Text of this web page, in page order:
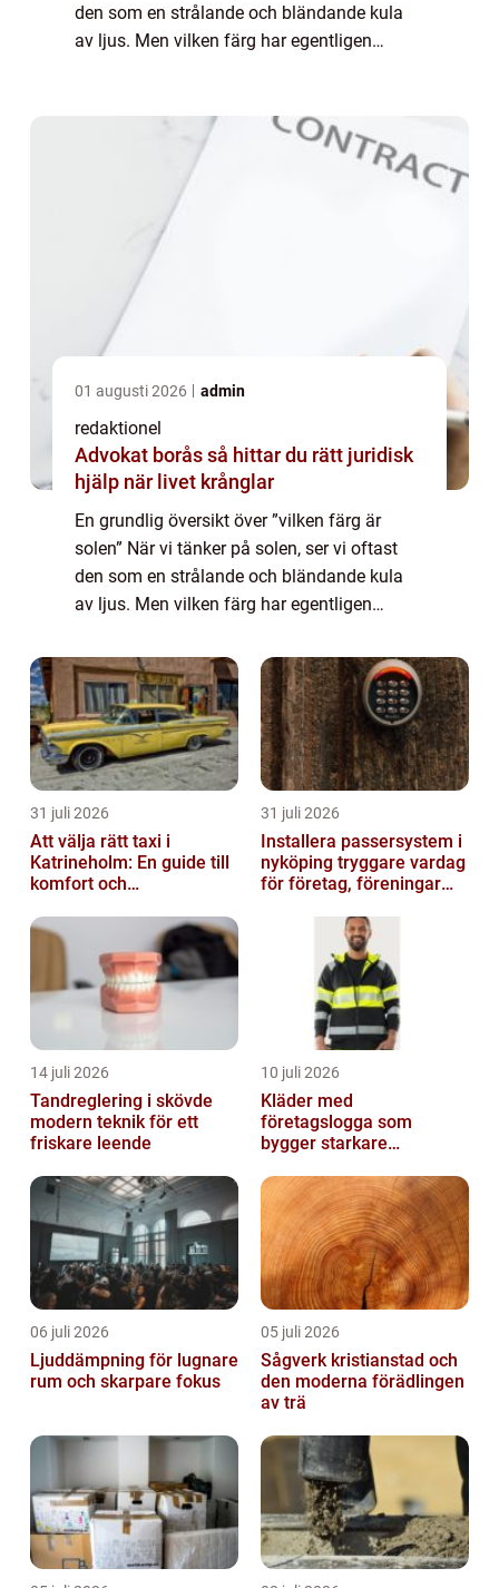
den som en strålande och bländande kula
av ljus. Men vilken färg har egentligen
01 augusti 2026 admin
redaktionel
Advokat borås så hittar du rätt juridisk
hjälp när livet krånglar
En grundlig översikt över ”vilken färg är
solen” När vi tänker på solen, ser vi oftast
den som en strålande och bländande kula
av ljus. Men vilken färg har egentligen
undersöka den fysiska naturen hos ...
31 juli 2026
Att välja rätt taxi i
Katrineholm: En guide till
komfort och
31 juli 2026
Installera passersystem i
nyköping tryggare vardag
för företag, föreningar
14 juli 2026
Tandreglering i skövde
modern teknik för ett
friskare leende
10 juli 2026
Kläder med
företagslogga som
bygger starkare
06 juli 2026
Ljuddämpning för lugnare
rum och skarpare fokus
05 juli 2026
Sågverk kristianstad och
den moderna förädlingen
av trä